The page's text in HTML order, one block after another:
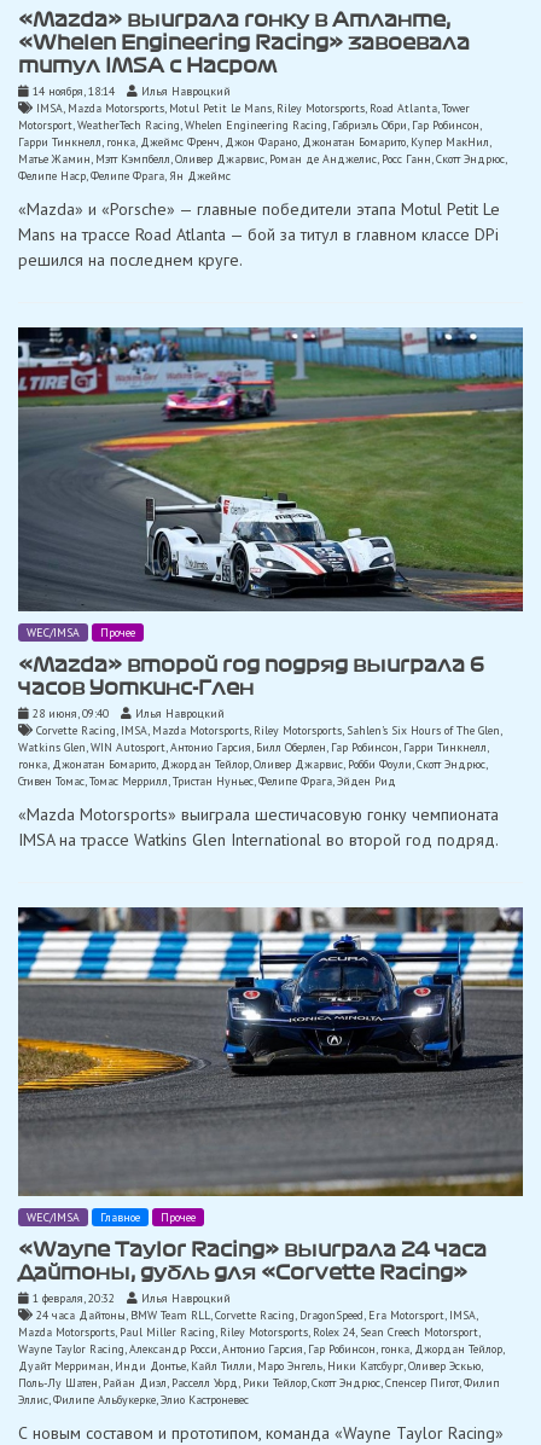
«Mazda» выиграла гонку в Атланте,
«Whelen Engineering Racing» завоевала
титул IMSA с Насром
14 ноября, 18:14
Илья Навроцкий
IMSA, Mazda Motorsports, Motul Petit Le Mans, Riley Motorsports, Road Atlanta,Tower
Motorsport,WeatherTech Racing,Whelen Engineering Racing, Габриэль Обри, Гар Робинсон
Гарри Тинкнелл, гонка, Джеймс Френч, Джон Фарано, Джонатан Бомарито, Купер МакНил
Матье Жамин, Мэтт Кэмпбелл,Оливер Джарвис, Роман де Анджелис, Росс Ганн,Скотт Эндрюс
Фелипе Наср,Фелипе Фрага,Ян Джеймс
«Mazda» и «Porsche» — главные победители этапа Motul Petit Le
Mans на трассе Road Atlanta — бой за титул в главном классе DPi
решился на последнем круге.
WEC/IMSA Прочее
«Mazda» второй год подряд выиграла 6
часов Уоткинс-Глен
28 июня, 09:40
Илья Навроцкий
Corvette Racing, IMSA, Mazda Motorsports, Riley Motorsports, Sahlen’s Six Hours of The Glen
Watkins Glen,WIN Autosport,Антонио Гарсия, Билл Оберлен, Гар Робинсон, Гарри Тинкнелл
гонка, Джонатан Бомарито, Джордан Тейлор,Оливер Джарвис, Робби Фоули,Скотт Эндрюс
Стивен Томас,Томас Меррилл,Тристан Нуньес,Фелипе Фрага,Эйден Рид
«Mazda Motorsports» выиграла шестичасовую гонку чемпионата
IMSA на трассе Watkins Glen International во второй год подряд.
WEC/IMSA Главное Прочее
«Wayne Taylor Racing» выиграла 24 часа
Дайтоны, дубль для «Corvette Racing»
1 февраля, 20:32
Илья Навроцкий
24 часа Дайтоны, BMW Team RLL,Corvette Racing, DragonSpeed, Era Motorsport, IMSA
Mazda Motorsports, Paul Miller Racing, Riley Motorsports, Rolex 24, Sean Creech Motorsport
Wayne Taylor Racing,Александр Росси,Антонио Гарсия, Гар Робинсон, гонка, Джордан Тейлор
Дуайт Мерриман, Инди Донтье, Кайл Тилли, Маро Энгель, Ники Катсбург,Оливер Эскью
Поль-Лу Шатен, Райан Диэл, Расселл Уорд, Рики Тейлор,Скотт Эндрюс,Спенсер Пигот,Филип
Эллис,Филипе Альбукерке,Элио Кастроневес
С новым составом и прототипом, команда «Wayne Taylor Racing»